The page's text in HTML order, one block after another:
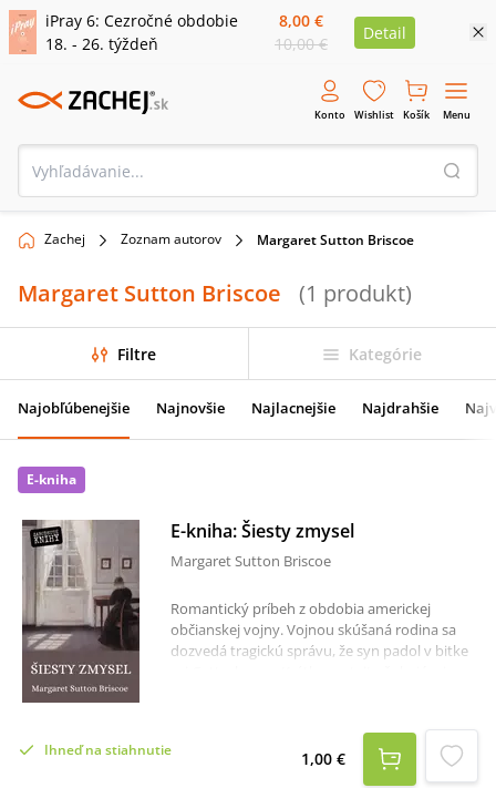
iPray 6: Cezročné obdobie
18. - 26. týždeň
8,00 €
10,00 €
Detail
Konto Wishlist Košík Menu
Zachej Zoznam autorov Margaret Sutton Briscoe
Margaret Sutton Briscoe (1 produkt)
Filtre Kategórie
Najobľúbenejšie Najnovšie Najlacnejšie Najdrahšie
E-kniha
E-kniha: Šiesty zmysel
Margaret Sutton Briscoe
Romantický príbeh z obdobia americkej
občianskej vojny. Vojnou skúšaná rodina sa
dozvedá tragickú správu, že syn padol v bitke
k mladíkovi bol hlbší, ako všetci predpokladali.
Text vychádza z prvého slovenského vydania,
ale vzhľadom na gramatický a štylistický posun
Ihneď na stiahnutie 1,00 €